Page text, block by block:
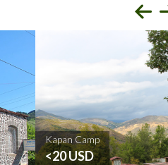
Kapan Camp
<20 USD